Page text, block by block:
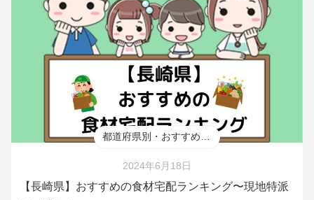
都道府県別・おすすめ食材宅配
2024年6月18日
【長崎県】おすすめの食材宅配ランキング〜現地特派